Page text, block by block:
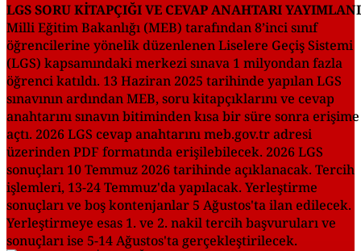
LGS SORU KİTAPÇIĞI VE CEVAP ANAHTARI
Milli Eğitim Bakanlığı (MEB) tarafından 8’inci sınıf
öğrencilerine yönelik düzenlenen Liselere Geçiş Sistemi
(LGS) kapsamındaki merkezi sınava 1 milyondan fazla
öğrenci katıldı. 13 Haziran 2025 tarihinde yapılan LGS
sınavının ardından MEB, soru kitapçıklarını ve cevap
anahtarını sınavın bitiminden kısa bir süre sonra erişime
açtı. 2026 LGS cevap anahtarını meb.gov.tr adresi
üzerinden PDF formatında erişilebilecek. 2026 LGS
sonuçları 10 Temmuz 2026 tarihinde açıklanacak. Tercih
işlemleri, 13-24 Temmuz'da yapılacak. Yerleştirme
sonuçları ve boş kontenjanlar 5 Ağustos'ta ilan edilecek.
Yerleştirmeye esas 1. ve 2. nakil tercih başvuruları ve
sonuçları ise 5-14 Ağustos'ta gerçekleştirilecek.